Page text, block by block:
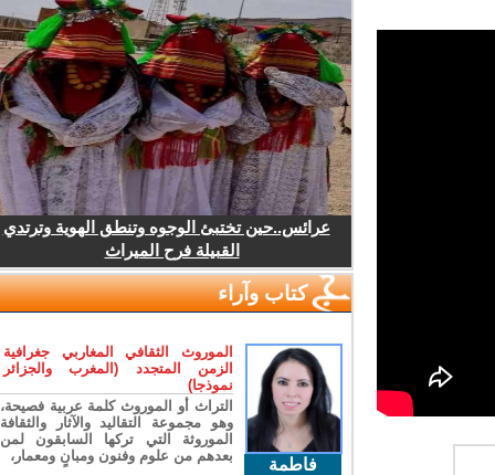
عرائس..حين تختبئ الوجوه وتنطق الهوية وترتدي
القبيلة فرح الميراث
كتاب وآراء
فاطمة
الموروث الثقافي المغاربي جغرافية
الزمن المتجدد (المغرب والجزائر
نموذجا)
التراث أو الموروث كلمة عربية فصيحة،
وهو مجموعة التقاليد والآثار والثقافة
الموروثة التي تركها السابقون لمن
بعدهم من علوم وفنون ومبانٍ ومعمار،